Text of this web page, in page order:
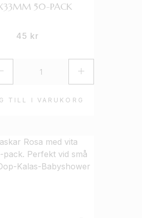
TILL I VARUKORG
50-PACK
45 kr